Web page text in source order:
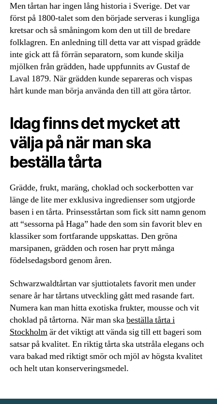
Men tårtan har ingen lång historia i Sverige. Det var
först på 1800-talet som den började serveras i kungliga
kretsar och så småningom kom den ut till de bredare
folklagren. En anledning till detta var att vispad grädde
inte gick att få förrän separatorn, som kunde skilja
mjölken från grädden, hade uppfunnits av Gustaf de
Laval 1879. När grädden kunde separeras och vispas
hårt kunde man börja använda den till att göra tårtor.
Idag finns det mycket att
välja på när man ska
beställa tårta
Grädde, frukt, maräng, choklad och sockerbotten var
länge de lite mer exklusiva ingredienser som utgjorde
basen i en tårta. Prinsesstårtan som fick sitt namn genom
att “sessorna på Haga” hade den som sin favorit blev en
klassiker som fortfarande uppskattas. Den gröna
marsipanen, grädden och rosen har prytt många
födelsedagsbord genom åren.
Schwarzwaldtårtan var sjuttiotalets favorit men under
senare år har tårtans utveckling gått med rasande fart.
Numera kan man hitta exotiska frukter, mousse och vit
choklad på tårtorna. När man skabeställa tårta i
Stockholmär det viktigt att vända sig till ett bageri som
satsar på kvalitet. En riktig tårta ska utstråla elegans och
vara bakad med riktigt smör och mjöl av högsta kvalitet
och helt utan konserveringsmedel.